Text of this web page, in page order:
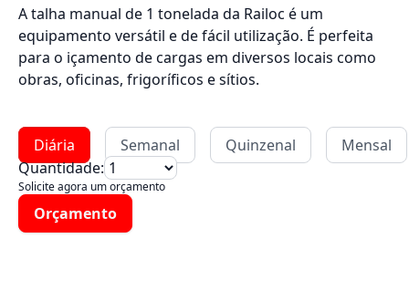
A talha manual de 1 tonelada da Railoc é um
equipamento versátil e de fácil utilização. É perfeita
para o içamento de cargas em diversos locais como
obras, oficinas, frigoríficos e sítios.
Diária Semanal Quinzenal
Mensal
Quantidade:
Solicite agora um orçamento
Orçamento